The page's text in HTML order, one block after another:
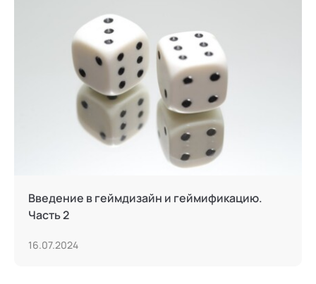
Введение в геймдизайн и геймификацию.
Часть 2
16.07.2024